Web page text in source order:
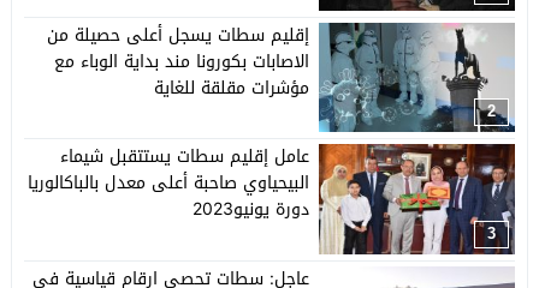
2
إقليم سطات يسجل أعلى حصيلة من
الاصابات بكورونا مند بداية الوباء مع
مؤشرات مقلقة للغاية
3
عامل إقليم سطات يستتقبل شيماء
البيحياوي صاحبة أعلى معدل بالباكالوريا
دورة يونيو2023
عاجل: سطات تحصي ارقام قياسية في